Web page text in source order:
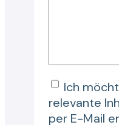
Ich
relevante
per E-Mail